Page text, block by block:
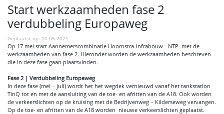
Start werkzaamheden fase 2
verdubbeling Europaweg
Geplaatst op: 10-05-2021
Op 17 mei start Aannemerscombinatie Hoornstra-Infrabouw - NTP met de
werkzaamheden van fase 2. Hieronder worden de werkzaamheden beschreven
die in deze fase gaan plaatsvinden.
Fase 2 | Verdubbeling Europaweg
In deze fase (mei – juli) wordt het het wegdek vernieuwd vanaf het tankstation
TinQ tot en met de aansluiting van de toe- en afritten van de A18. Ook worden
de verkeerslichten op de kruising met de Bedrijvenweg – Kilderseweg vervangen.
Op de toe- en afritten van de A18 worden nieuwe verkeerslichten geplaatst.